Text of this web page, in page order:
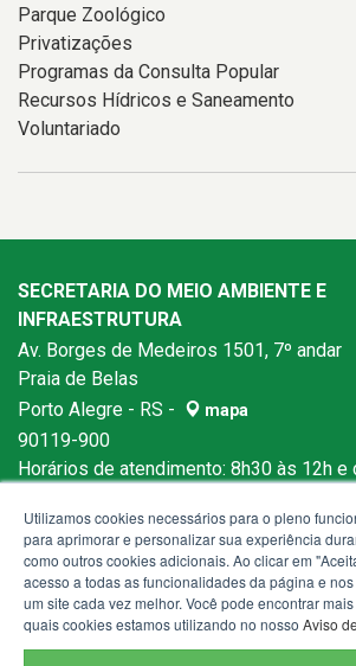
Parque Zoológico
Privatizações
Programas da Consulta Popular
Recursos Hídricos e Saneamento
Voluntariado
SECRETARIA DO MEIO AMBIENTE E
INFRAESTRUTURA
Av. Borges de Medeiros 1501, 7º andar
Praia de Belas
Porto Alegre - RS -
mapa
90119-900
Horários de atendimento: 8h30 às 12h e
Utilizamos cookies necessários para o pleno
para aprimorar e personalizar sua experiência
como outros cookies adicionais. Ao clicar em
acesso a todas as funcionalidades da página e
um site cada vez melhor. Você pode encontrar
quais cookies estamos utilizando no nosso Aviso